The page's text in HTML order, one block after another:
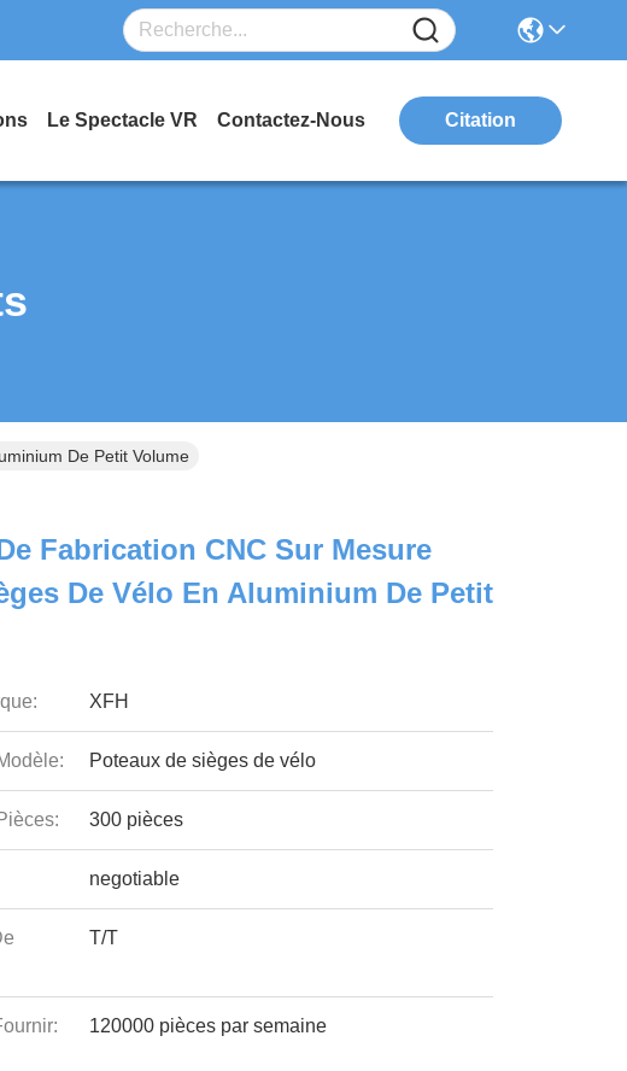
Le Spectacle VR Contactez-Nous Citation
De Petit Volume
Fabrication CNC Sur Mesure
De Vélo En Aluminium De Petit
XFH
Poteaux de sièges de vélo
300 pièces
negotiable
T/T
120000 pièces par semaine